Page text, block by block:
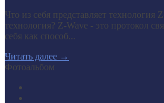
Что из себя представляет технология
технология? Z-Wave - это протокол
себя как способ...
Читать далее →
Фотоальбом